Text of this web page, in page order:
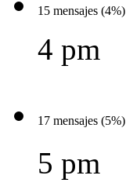
15 mensajes (4%)
4 pm
17 mensajes (5%)
5 pm